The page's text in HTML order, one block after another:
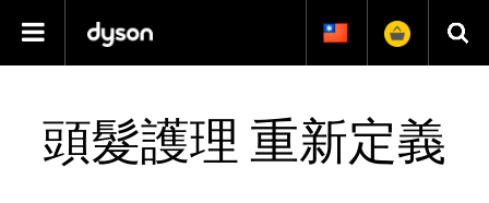
頭髮護理 重新定義